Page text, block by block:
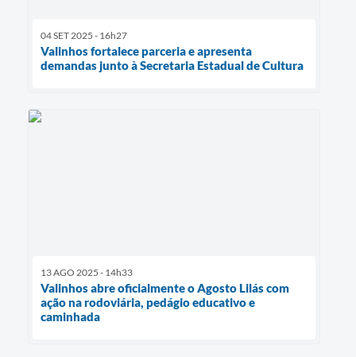
04 SET 2025 - 16h27
Valinhos fortalece parceria e apresenta
demandas junto à Secretaria Estadual de Cultura
13 AGO 2025 - 14h33
Valinhos abre oficialmente o Agosto Lilás com
ação na rodoviária, pedágio educativo e
caminhada